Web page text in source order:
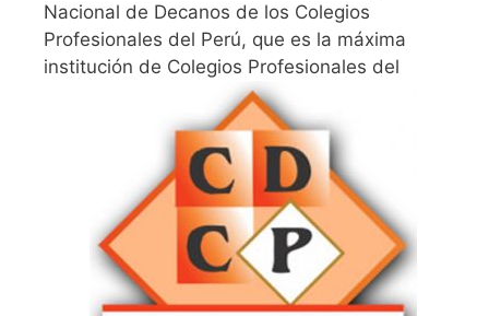
Nacional de Decanos de los Colegios
Profesionales del Perú, que es la máxima
institución de Colegios Profesionales del